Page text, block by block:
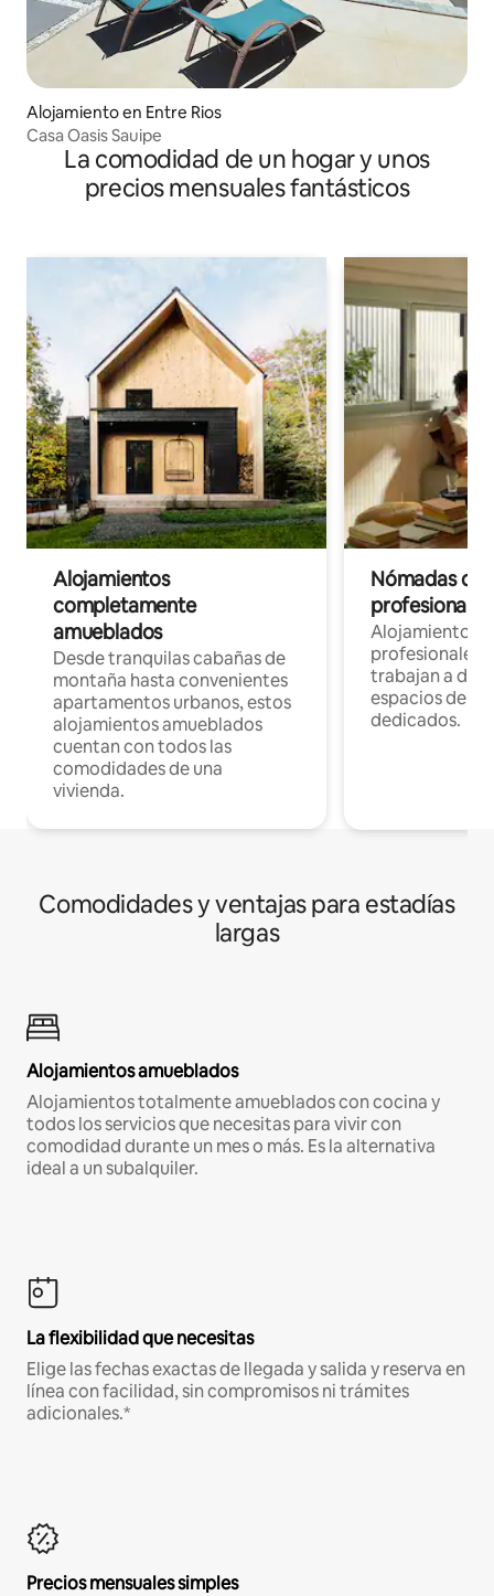
Alojamiento en Entre Rios
Casa Oasis Sauipe
La comodidad de un hogar y unos
precios mensuales fantásticos
Alojamientos
completamente
amueblados
Desde tranquilas cabañas de
montaña hasta convenientes
apartamentos urbanos, estos
alojamientos amueblados
cuentan con todos las
comodidades de una
vivienda.
Nómadas
Alojamientos
profesionales
trabajan a
espacios de
dedicados.
Comodidades y ventajas para estadías
largas
Alojamientos amueblados
Alojamientos totalmente amueblados con cocina y
todos los servicios que necesitas para vivir con
comodidad durante un mes o más. Es la alternativa
ideal a un subalquiler.
La flexibilidad que necesitas
Elige las fechas exactas de llegada y salida y reserva en
línea con facilidad, sin compromisos ni trámites
adicionales.*
Precios mensuales simples